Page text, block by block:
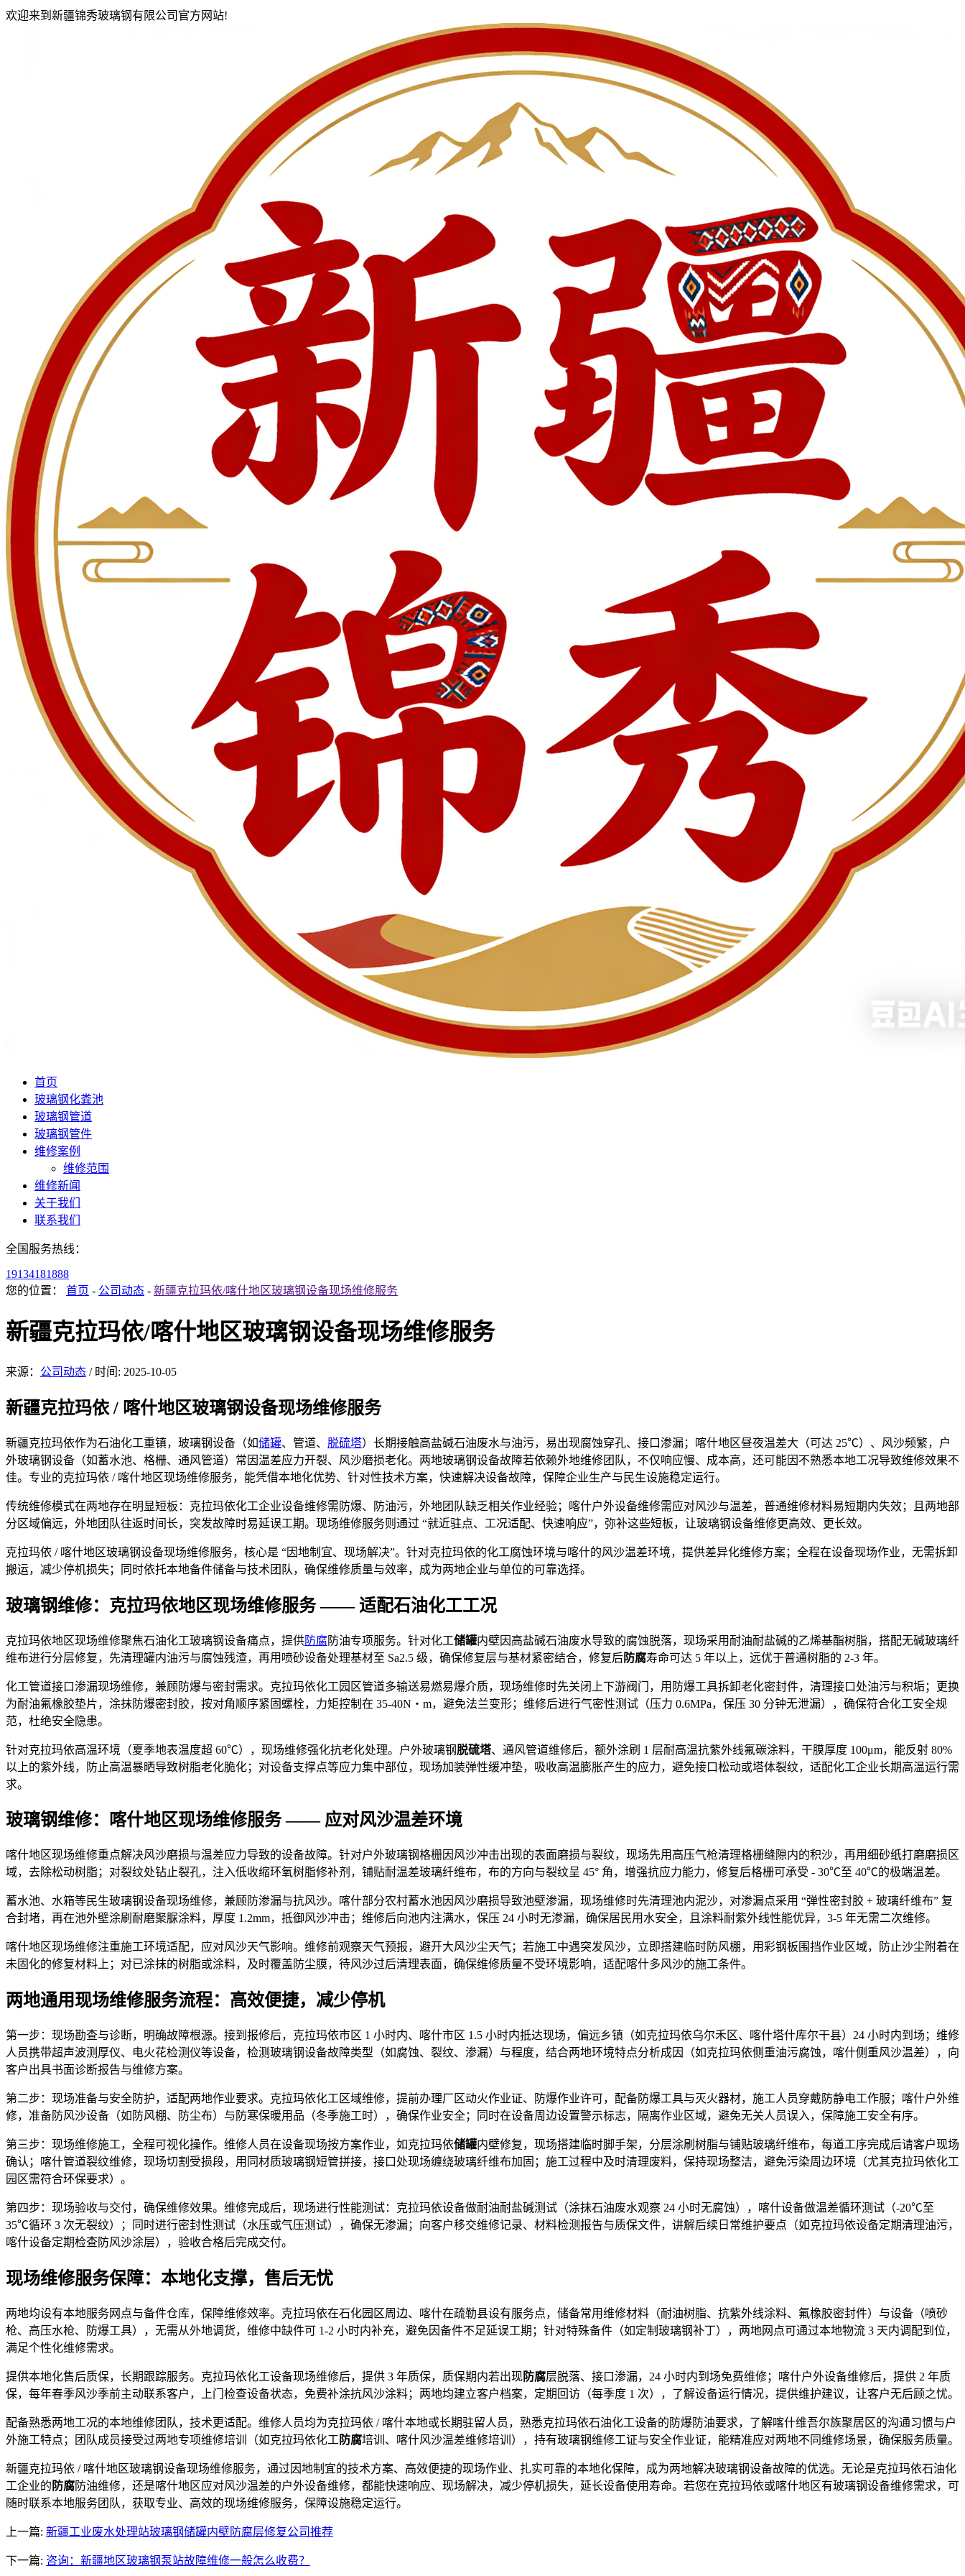
欢迎来到新疆锦秀玻璃钢有限公司官方网站!
首页
玻璃钢化粪池
玻璃钢管道
玻璃钢管件
维修案例
维修范围
维修新闻
关于我们
联系我们
全国服务热线：
19134181888
您的位置： 首页 - 公司动态 - 新疆克拉玛依/喀什地区玻璃钢设备现场维修服务
新疆克拉玛依/喀什地区玻璃钢设备现场维修服务
来源： 公司动态 / 时间: 2025-10-05
新疆克拉玛依 / 喀什地区玻璃钢设备现场维修服务
新疆克拉玛依作为石油化工重镇，玻璃钢设备（如储罐、管道、 脱硫塔）长期接触高盐碱石油废水与油污，易出现腐蚀穿孔、接口渗漏；喀什地区昼夜温差大（可达 25℃）、风沙频繁，户
外玻璃钢设备（如蓄水池、格栅、通风管道）常因温差应力开裂、风沙磨损老化。两地玻璃钢设备故障若依赖外地维修团队，不仅响应慢、成本高，还可能因不熟悉本地工况导致维修效果不
佳。专业的克拉玛依 / 喀什地区现场维修服务，能凭借本地化优势、针对性技术方案，快速解决设备故障，保障企业生产与民生设施稳定运行。
传统维修模式在两地存在明显短板：克拉玛依化工企业设备维修需防爆、防油污，外地团队缺乏相关作业经验；喀什户外设备维修需应对风沙与温差，普通维修材料易短期内失效；且两地部
分区域偏远，外地团队往返时间长，突发故障时易延误工期。现场维修服务则通过 “就近驻点、工况适配、快速响应”，弥补这些短板，让玻璃钢设备维修更高效、更长效。
克拉玛依 / 喀什地区玻璃钢设备现场维修服务，核心是 “因地制宜、现场解决”。针对克拉玛依的化工腐蚀环境与喀什的风沙温差环境，提供差异化维修方案；全程在设备现场作业，无需拆卸
搬运，减少停机损失；同时依托本地备件储备与技术团队，确保维修质量与效率，成为两地企业与单位的可靠选择。
玻璃钢维修：克拉玛依地区现场维修服务 —— 适配石油化工工况
克拉玛依地区现场维修聚焦石油化工玻璃钢设备痛点，提供防腐防油专项服务。针对化工储罐内壁因高盐碱石油废水导致的腐蚀脱落，现场采用耐油耐盐碱的乙烯基酯树脂，搭配无碱玻璃纤
维布进行分层修复，先清理罐内油污与腐蚀残渣，再用喷砂设备处理基材至 Sa2.5 级，确保修复层与基材紧密结合，修复后防腐寿命可达 5 年以上，远优于普通树脂的 2-3 年。
化工管道接口渗漏现场维修，兼顾防爆与密封需求。克拉玛依化工园区管道多输送易燃易爆介质，现场维修时先关闭上下游阀门，用防爆工具拆卸老化密封件，清理接口处油污与积垢；更换
为耐油氟橡胶垫片，涂抹防爆密封胶，按对角顺序紧固螺栓，力矩控制在 35-40N・m，避免法兰变形；维修后进行气密性测试（压力 0.6MPa，保压 30 分钟无泄漏），确保符合化工安全规
范，杜绝安全隐患。
针对克拉玛依高温环境（夏季地表温度超 60℃），现场维修强化抗老化处理。户外玻璃钢脱硫塔、通风管道维修后，额外涂刷 1 层耐高温抗紫外线氟碳涂料，干膜厚度 100μm，能反射 80%
以上的紫外线，防止高温暴晒导致树脂老化脆化；对设备支撑点等应力集中部位，现场加装弹性缓冲垫，吸收高温膨胀产生的应力，避免接口松动或塔体裂纹，适配化工企业长期高温运行需
求。
玻璃钢维修：喀什地区现场维修服务 —— 应对风沙温差环境
喀什地区现场维修重点解决风沙磨损与温差应力导致的设备故障。针对户外玻璃钢格栅因风沙冲击出现的表面磨损与裂纹，现场先用高压气枪清理格栅缝隙内的积沙，再用细砂纸打磨磨损区
域，去除松动树脂；对裂纹处钻止裂孔，注入低收缩环氧树脂修补剂，铺贴耐温差玻璃纤维布，布的方向与裂纹呈 45° 角，增强抗应力能力，修复后格栅可承受 - 30℃至 40℃的极端温差。
蓄水池、水箱等民生玻璃钢设备现场维修，兼顾防渗漏与抗风沙。喀什部分农村蓄水池因风沙磨损导致池壁渗漏，现场维修时先清理池内泥沙，对渗漏点采用 “弹性密封胶 + 玻璃纤维布” 复
合封堵，再在池外壁涂刷耐磨聚脲涂料，厚度 1.2mm，抵御风沙冲击；维修后向池内注满水，保压 24 小时无渗漏，确保居民用水安全，且涂料耐紫外线性能优异，3-5 年无需二次维修。
喀什地区现场维修注重施工环境适配，应对风沙天气影响。维修前观察天气预报，避开大风沙尘天气；若施工中遇突发风沙，立即搭建临时防风棚，用彩钢板围挡作业区域，防止沙尘附着在
未固化的修复材料上；对已涂抹的树脂或涂料，及时覆盖防尘膜，待风沙过后清理表面，确保维修质量不受环境影响，适配喀什多风沙的施工条件。
两地通用现场维修服务流程：高效便捷，减少停机
第一步：现场勘查与诊断，明确故障根源。接到报修后，克拉玛依市区 1 小时内、喀什市区 1.5 小时内抵达现场，偏远乡镇（如克拉玛依乌尔禾区、喀什塔什库尔干县）24 小时内到场；维修
人员携带超声波测厚仪、电火花检测仪等设备，检测玻璃钢设备故障类型（如腐蚀、裂纹、渗漏）与程度，结合两地环境特点分析成因（如克拉玛依侧重油污腐蚀，喀什侧重风沙温差），向
客户出具书面诊断报告与维修方案。
第二步：现场准备与安全防护，适配两地作业要求。克拉玛依化工区域维修，提前办理厂区动火作业证、防爆作业许可，配备防爆工具与灭火器材，施工人员穿戴防静电工作服；喀什户外维
修，准备防风沙设备（如防风棚、防尘布）与防寒保暖用品（冬季施工时），确保作业安全；同时在设备周边设置警示标志，隔离作业区域，避免无关人员误入，保障施工安全有序。
第三步：现场维修施工，全程可视化操作。维修人员在设备现场按方案作业，如克拉玛依储罐内壁修复，现场搭建临时脚手架，分层涂刷树脂与铺贴玻璃纤维布，每道工序完成后请客户现场
确认；喀什管道裂纹维修，现场切割受损段，用同材质玻璃钢短管拼接，接口处现场缠绕玻璃纤维布加固；施工过程中及时清理废料，保持现场整洁，避免污染周边环境（尤其克拉玛依化工
园区需符合环保要求）。
第四步：现场验收与交付，确保维修效果。维修完成后，现场进行性能测试：克拉玛依设备做耐油耐盐碱测试（涂抹石油废水观察 24 小时无腐蚀），喀什设备做温差循环测试（-20℃至
35℃循环 3 次无裂纹）；同时进行密封性测试（水压或气压测试），确保无渗漏；向客户移交维修记录、材料检测报告与质保文件，讲解后续日常维护要点（如克拉玛依设备定期清理油污，
喀什设备定期检查防风沙涂层），验收合格后完成交付。
现场维修服务保障：本地化支撑，售后无忧
两地均设有本地服务网点与备件仓库，保障维修效率。克拉玛依在石化园区周边、喀什在疏勒县设有服务点，储备常用维修材料（耐油树脂、抗紫外线涂料、氟橡胶密封件）与设备（喷砂
枪、高压水枪、防爆工具），无需从外地调货，维修中缺件可 1-2 小时内补充，避免因备件不足延误工期；针对特殊备件（如定制玻璃钢补丁），两地网点可通过本地物流 3 天内调配到位，
满足个性化维修需求。
提供本地化售后质保，长期跟踪服务。克拉玛依化工设备现场维修后，提供 3 年质保，质保期内若出现防腐层脱落、接口渗漏，24 小时内到场免费维修；喀什户外设备维修后，提供 2 年质
保，每年春季风沙季前主动联系客户，上门检查设备状态，免费补涂抗风沙涂料；两地均建立客户档案，定期回访（每季度 1 次），了解设备运行情况，提供维护建议，让客户无后顾之忧。
配备熟悉两地工况的本地维修团队，技术更适配。维修人员均为克拉玛依 / 喀什本地或长期驻留人员，熟悉克拉玛依石油化工设备的防爆防油要求，了解喀什维吾尔族聚居区的沟通习惯与户
外施工特点；团队成员接受过两地专项维修培训（如克拉玛依化工 防腐培训、喀什风沙温差维修培训），持有玻璃钢维修工证与安全作业证，能精准应对两地不同维修场景，确保服务质量。
新疆克拉玛依 / 喀什地区玻璃钢设备现场维修服务，通过因地制宜的技术方案、高效便捷的现场作业、扎实可靠的本地化保障，成为两地解决玻璃钢设备故障的优选。无论是克拉玛依石油化
工企业的 防腐防油维修，还是喀什地区应对风沙温差的户外设备维修，都能快速响应、现场解决，减少停机损失，延长设备使用寿命。若您在克拉玛依或喀什地区有玻璃钢设备维修需求，可
随时联系本地服务团队，获取专业、高效的现场维修服务，保障设施稳定运行。
上一篇: 新疆工业废水处理站玻璃钢储罐内壁防腐层修复公司推荐
下一篇: 咨询：新疆地区玻璃钢泵站故障维修一般怎么收费？